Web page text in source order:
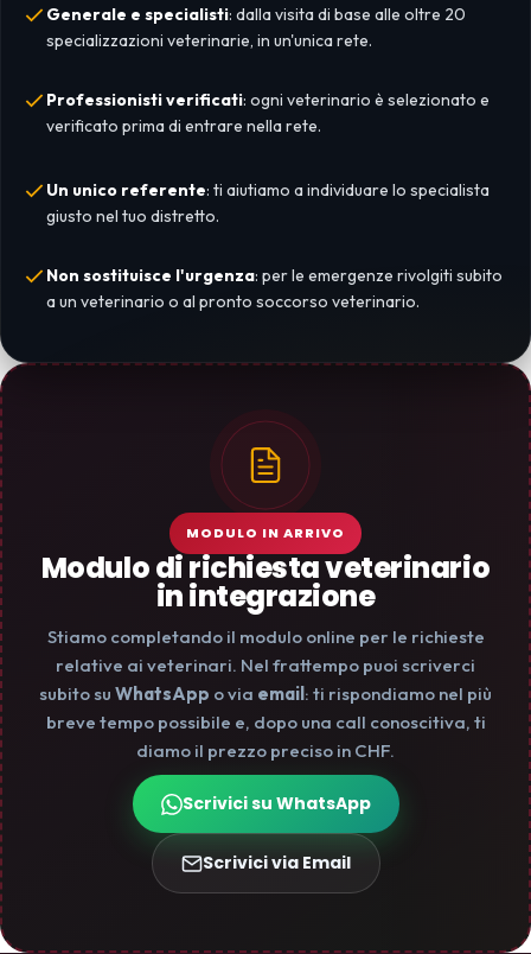
Generale e specialisti: dalla visita di base alle oltre 20
specializzazioni veterinarie, in un'unica rete.
Professionisti verificati: ogni veterinario è selezionato e
verificato prima di entrare nella rete.
Un unico referente: ti aiutiamo a individuare lo specialista
giusto nel tuo distretto.
Non sostituisce l'urgenza: per le emergenze rivolgiti subito
a un veterinario o al pronto soccorso veterinario.
MODULO IN ARRIVO
Modulo di richiesta veterinario
in integrazione
Stiamo completando il modulo online per le richieste
relative ai veterinari. Nel frattempo puoi scriverci
subito su WhatsApp o via email : ti rispondiamo nel più
breve tempo possibile e, dopo una call conoscitiva, ti
diamo il prezzo preciso in CHF.
Scrivici su WhatsApp
Scrivici via Email